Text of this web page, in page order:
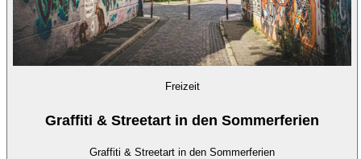
Freizeit
Graffiti & Streetart in den Sommerferien
Graffiti & Streetart in den Sommerferien